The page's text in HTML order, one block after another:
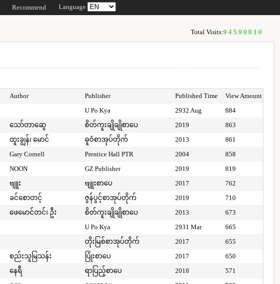
Recommend Language
Total Visits:94590010
Author Publisher Published Time
View Amount
U Po Kya 2932 Aug
884
သော်တာဆွေ စိတ်ကူးချိုချိုစာပေ 2019
863
ထူးချွန်၊ မောင် ဓူဝံစာအုပ်တိုက် 2013
861
Gary Cornell Prentice Hall PTR 2004
858
NOON GZ Publisher 2019
819
ဗျူး ဗျူးစာပေ 2017
762
ခင်စောတင့် ဇွန်ပွင့်စာအုပ်တိုက် 2019
710
ဖေမောင်တင်၊ ဦး စိတ်ကူးချိုချိုစာပေ 2013
673
U Po Kya 2931 Mar
665
တိုးမြစ်စာအုပ်တိုက် 2017
655
စည်းသူမြသန်း ပြုံးစာပေ 2017
650
နေရီ ရာပြည့်စာပေ 2018
571